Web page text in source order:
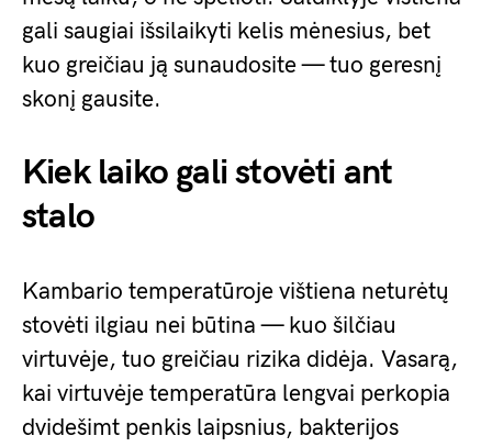
gali saugiai išsilaikyti kelis mėnesius, bet
kuo greičiau ją sunaudosite — tuo geresnį
skonį gausite.
Kiek laiko gali stovėti ant
stalo
Kambario temperatūroje vištiena neturėtų
stovėti ilgiau nei būtina — kuo šilčiau
virtuvėje, tuo greičiau rizika didėja. Vasarą,
kai virtuvėje temperatūra lengvai perkopia
dvidešimt penkis laipsnius, bakterijos